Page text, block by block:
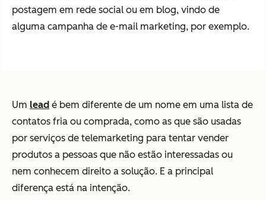
postagem em rede social ou em blog, vindo de
alguma campanha de e-mail marketing, por exemplo.
Um lead é bem diferente de um nome em uma lista de
contatos fria ou comprada, como as que são usadas
por serviços de telemarketing para tentar vender
produtos a pessoas que não estão interessadas ou
nem conhecem direito a solução. E a principal
diferença está na intenção.